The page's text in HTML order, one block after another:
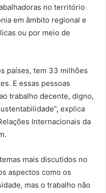
no território
em âmbito regional e
ou por meio de
países, tem 33 milhões
E essas pessoas
trabalho decente, digno,
explica
Internacionais da
mais discutidos no
aspectos como os
mas o trabalho não